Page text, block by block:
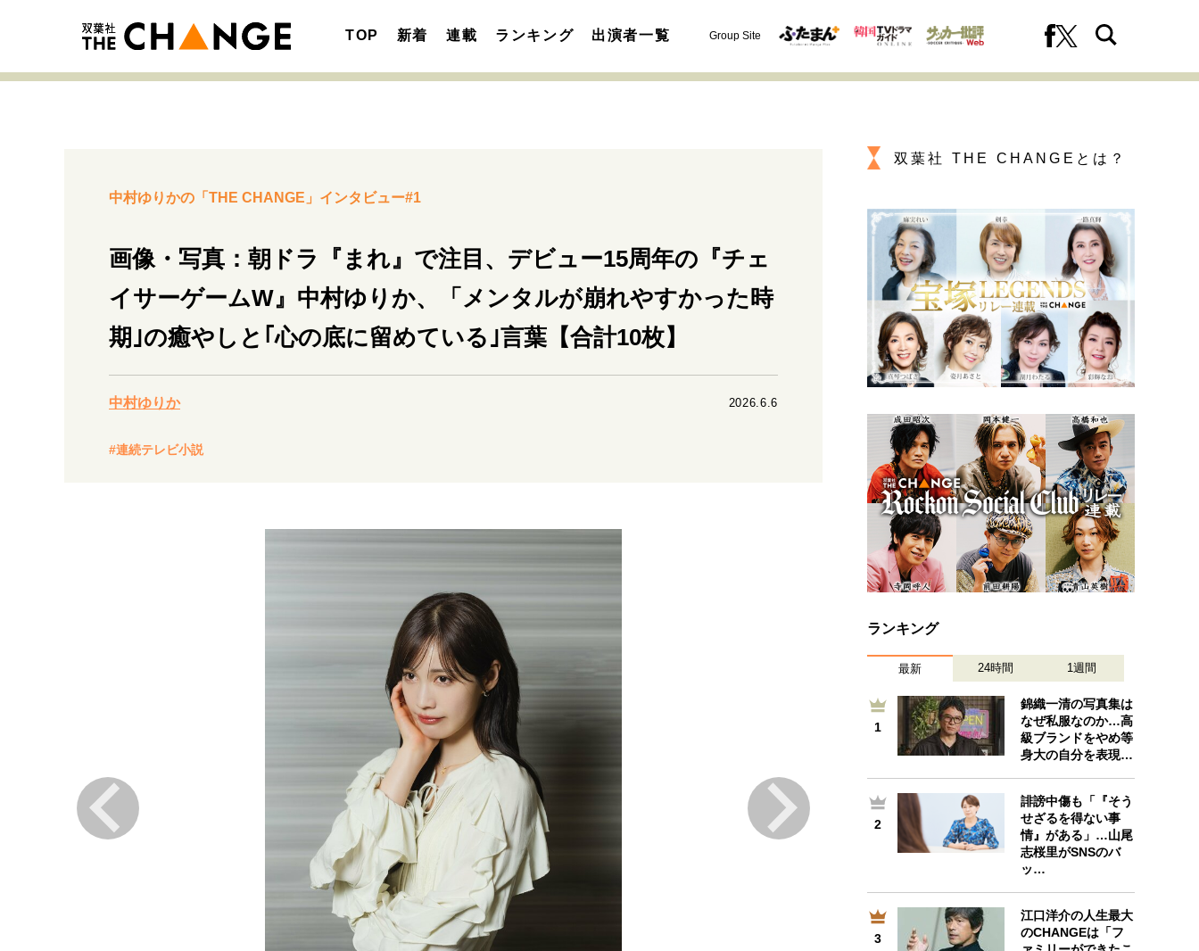
TOP 新着 連載 ランキング 出演者一覧 Group Site
SPECIAL 注目の記事テーマで探す
プロフェッショナルの矜持
表現者の葛藤
人生が動いた日 10代の挫折と原点
セカンドキャリアの描き方 独立という決断
ファーストキャリアを拓く
夢を掴む選択
経営・ビジネス トップが描く未来
忘れられない言葉 10代・20代の土台
40代からの景色 50代のリアル
親になるということ
地域とつながる/お金との付き合い方
中村ゆりかの「THE CHANGE」インタビュー#1
画像・写真：朝ドラ『まれ』で注目、デビュー15周年の『チェ
イサーゲームW』中村ゆりか、「メンタルが崩れやすかった時
期｣の癒やしと｢心の底に留めている｣言葉【合計10枚】
中村ゆりか 2026.6.6
#連続テレビ小説
双葉社 THE CHANGEとは？
ランキング
最新 24時間 1週間
1
錦織一清の写真集は
なぜ私服なのか…高
級ブランドをやめ等
身大の自分を表現…
2
誹謗中傷も「『そう
せざるを得ない事
情』がある」…山尾
志桜里がSNSのバ
ッ…
3
江口洋介の人生最大
のCHANGEは「フ